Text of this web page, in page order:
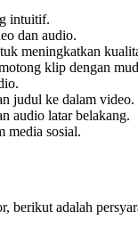
intuitif.
dan audio.
meningkatkan
klip dengan
judul ke dalam video.
audio latar belakang.
media sosial.
berikut adalah